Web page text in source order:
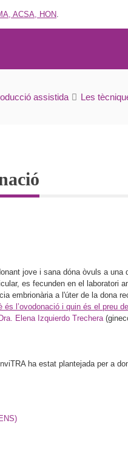
ACSA, HON.
assistida Les
jove i sana dóna òvuls a
es fecunden en el
embrionària a l'úter de la dona
és l’ovodonació i quin és el preu
Dra. Elena Izquierdo Trechera
ha estat plantejada per a